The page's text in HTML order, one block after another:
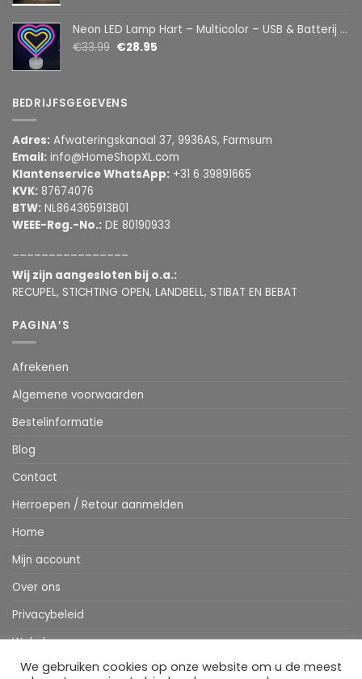
Neon LED Lamp Hart – Multicolor – USB & Batterij – Hartvormige Sfeerlamp – Kinderkamer & Slaapkamer – 25,2 x 23 cm
€33.99 €28.95
BEDRIJFSGEGEVENS
Adres: Afwateringskanaal 37, 9936AS, Farmsum
Email: info@HomeShopXL.com
Klantenservice WhatsApp: +31 6 39891665
KVK: 87674076
BTW: NL864365913B01
WEEE-Reg.-No.: DE 80190933
Wij zijn aangesloten bij o.a.:
RECUPEL, STICHTING OPEN, LANDBELL, STIBAT EN BEBAT
PAGINA’S
Afrekenen
Algemene voorwaarden
Bestelinformatie
Blog
Contact
Herroepen / Retour aanmelden
Home
Mijn account
Over ons
Privacybeleid
Webshop
Winkelwagen
We gebruiken cookies op onze website om u de meest